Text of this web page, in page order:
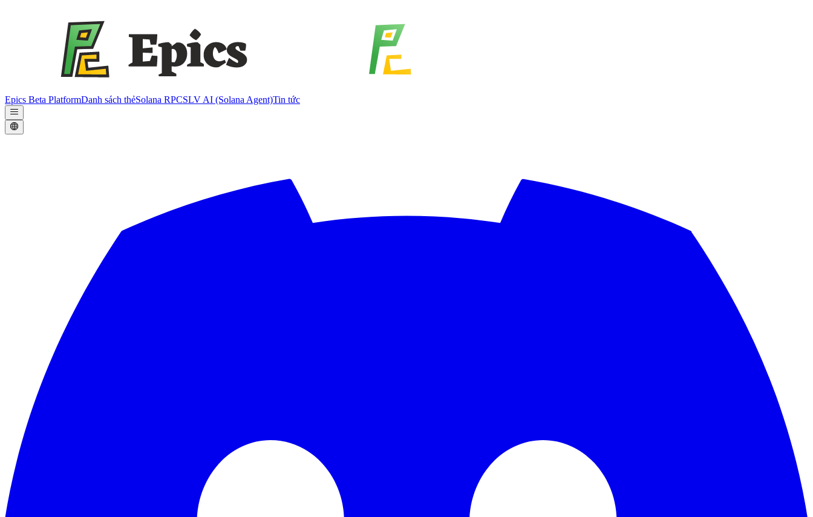
Epics Beta PlatformDanh sách thẻSolana RPCSLV AI (Solana Agent)Tin tức